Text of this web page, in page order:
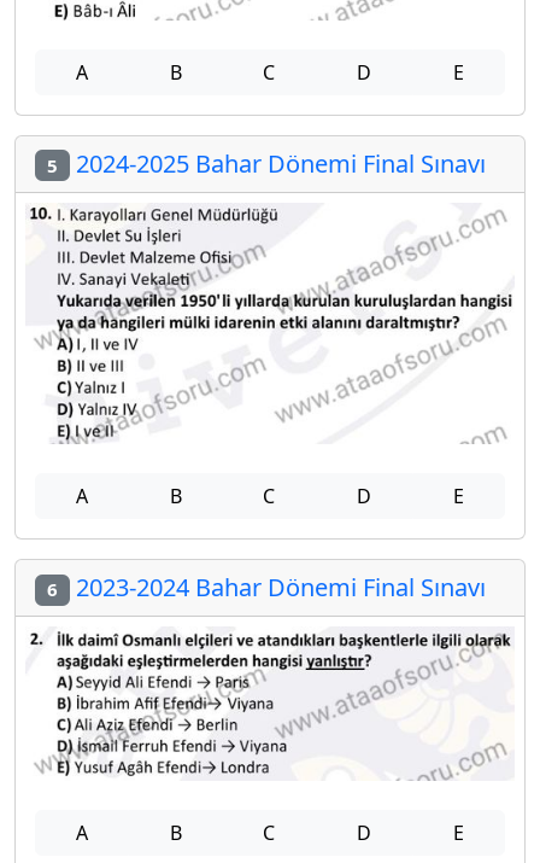
A B C D E
5 2024-2025 Bahar Dönemi Final Sınavı
A B C D E
6 2023-2024 Bahar Dönemi Final Sınavı
A B C D E